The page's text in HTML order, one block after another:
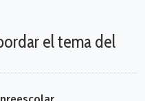
el tema del